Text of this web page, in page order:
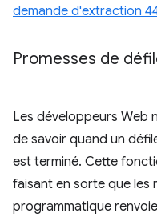
demande d'extraction
Promesses de
Les développeurs Web
de savoir quand un
est terminé. Cette
faisant en sorte que les
programmatique